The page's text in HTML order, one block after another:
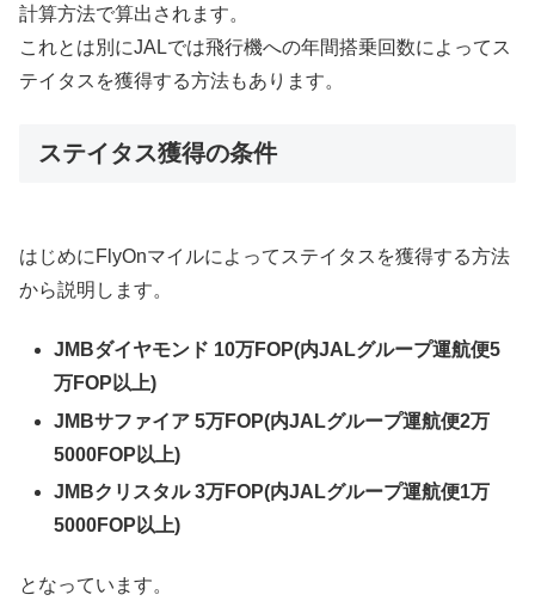
計算方法で算出されます。
これとは別にJALでは飛行機への年間搭乗回数によってス
テイタスを獲得する方法もあります。
ステイタス獲得の条件
はじめにFlyOnマイルによってステイタスを獲得する方法
から説明します。
JMBダイヤモンド 10万FOP(内JALグループ運航便5
万FOP以上)
JMBサファイア 5万FOP(内JALグループ運航便2万
5000FOP以上)
JMBクリスタル 3万FOP(内JALグループ運航便1万
5000FOP以上)
となっています。